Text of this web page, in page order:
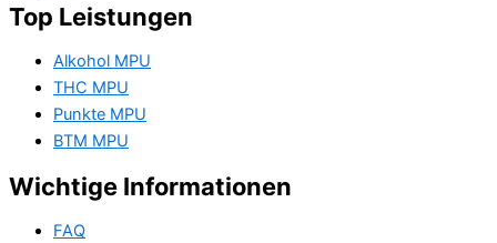
Top Leistungen
Alkohol MPU
THC MPU
Punkte MPU
BTM MPU
Wichtige Informationen
FAQ